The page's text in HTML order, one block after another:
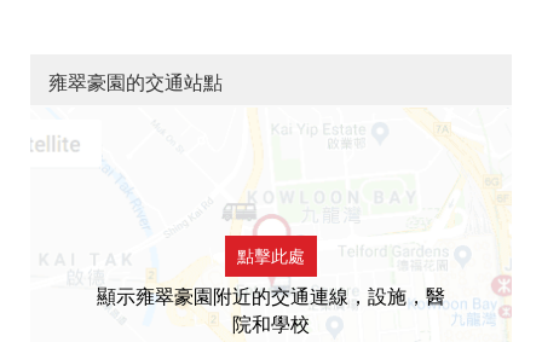
雍翠豪園的交通站點
點擊此處
顯示雍翠豪園附近的交通連線，設施，醫
院和學校